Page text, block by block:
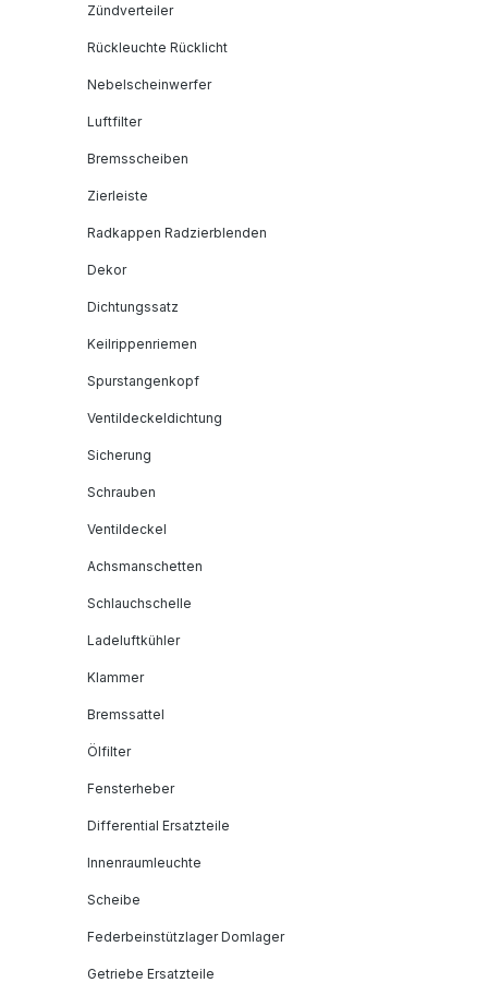
Zündverteiler
Rückleuchte Rücklicht
Nebelscheinwerfer
Luftfilter
Bremsscheiben
Zierleiste
Radkappen Radzierblenden
Dekor
Dichtungssatz
Keilrippenriemen
Spurstangenkopf
Ventildeckeldichtung
Sicherung
Schrauben
Ventildeckel
Achsmanschetten
Schlauchschelle
Ladeluftkühler
Klammer
Bremssattel
Ölfilter
Fensterheber
Differential Ersatzteile
Innenraumleuchte
Scheibe
Federbeinstützlager Domlager
Getriebe Ersatzteile